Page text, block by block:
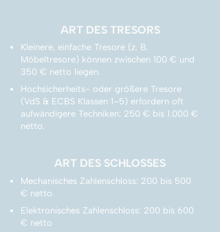
ART DES TRESORS
Kleinere, einfache Tresore (z. B.
Möbeltresore) können zwischen 100 € und
350 € netto liegen.
Hochsicherheits- oder größere Tresore
(VdS & ECBS Klassen 1–5) erfordern oft
aufwändigere Techniken: 250 € bis 1.000 €
netto.
ART DES SCHLOSSES
Mechanisches Zahlenschloss: 200 bis 500
€ netto.
Elektronisches Zahlenschloss: 200 bis 600
€ netto